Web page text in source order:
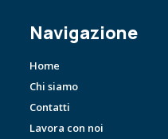
Navigazione
Home
Chi siamo
Contatti
Lavora con noi